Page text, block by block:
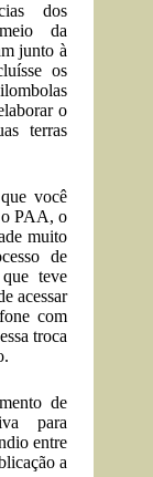
dos
da
junto à
os
o
terras
você
o PAA, o
muito
de
teve
acessar
com
troca
de
para
entre
a